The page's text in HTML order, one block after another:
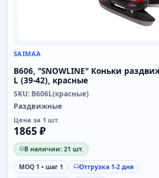
SAIMAA
B606, "SNOWLINE" Коньки
L (39-42), красные
SKU: B606L(красные)
Раздвижные
Цена за 1 шт.
1865 ₽
В наличии: 21 шт.
MOQ 1 • шаг 1
Отгрузка 1-2 дня